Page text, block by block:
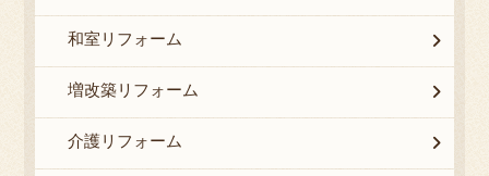
和室リフォーム
増改築リフォーム
介護リフォーム